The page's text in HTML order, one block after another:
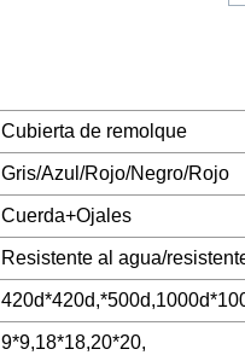
Cubierta de remolque
Gris/Azul/Rojo/Negro/Rojo
Cuerda+Ojales
Resistente al agua/
9*9,18*18,20*20,